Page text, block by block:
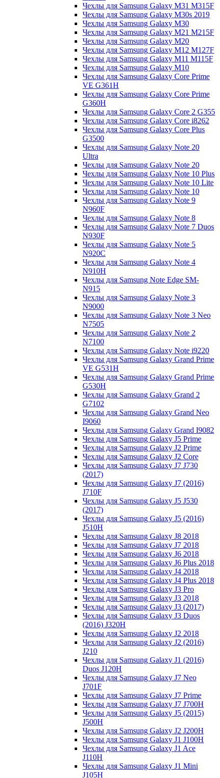
Чехлы для Samsung Galaxy M31 M315F
Чехлы для Samsung Galaxy M30s 2019
Чехлы для Samsung Galaxy M30
Чехлы для Samsung Galaxy M21 M215F
Чехлы для Samsung Galaxy M20
Чехлы для Samsung Galaxy M12 M127F
Чехлы для Samsung Galaxy M11 M115F
Чехлы для Samsung Galaxy M10
Чехлы для Samsung Galaxy Core Prime
VE G361H
Чехлы для Samsung Galaxy Core Prime
G360H
Чехлы для Samsung Galaxy Core 2 G355
Чехлы для Samsung Galaxy Core i8262
Чехлы для Samsung Galaxy Core Plus
G3500
Чехлы для Samsung Galaxy Note 20
Ultra
Чехлы для Samsung Galaxy Note 20
Чехлы для Samsung Galaxy Note 10 Plus
Чехлы для Samsung Galaxy Note 10 Lite
Чехлы для Samsung Galaxy Note 10
Чехлы для Samsung Galaxy Note 9
N960F
Чехлы для Samsung Galaxy Note 8
Чехлы для Samsung Galaxy Note 7 Duos
N930F
Чехлы для Samsung Galaxy Note 5
N920C
Чехлы для Samsung Galaxy Note 4
N910H
Чехлы для Samsung Note Edge SM-
N915
Чехлы для Samsung Galaxy Note 3
N9000
Чехлы для Samsung Galaxy Note 3 Neo
N7505
Чехлы для Samsung Galaxy Note 2
N7100
Чехлы для Samsung Galaxy Note i9220
Чехлы для Samsung Galaxy Grand Prime
VE G531H
Чехлы для Samsung Galaxy Grand Prime
G530H
Чехлы для Samsung Galaxy Grand 2
G7102
Чехлы для Samsung Galaxy Grand Neo
I9060
Чехлы для Samsung Galaxy Grand I9082
Чехлы для Samsung Galaxy J5 Prime
Чехлы для Samsung Galaxy J2 Prime
Чехлы для Samsung Galaxy J2 Core
Чехлы для Samsung Galaxy J7 J730
(2017)
Чехлы для Samsung Galaxy J7 (2016)
J710F
Чехлы для Samsung Galaxy J5 J530
(2017)
Чехлы для Samsung Galaxy J5 (2016)
J510H
Чехлы для Samsung Galaxy J8 2018
Чехлы для Samsung Galaxy J7 2018
Чехлы для Samsung Galaxy J6 2018
Чехлы для Samsung Galaxy J6 Plus 2018
Чехлы для Samsung Galaxy J4 2018
Чехлы для Samsung Galaxy J4 Plus 2018
Чехлы для Samsung Galaxy J3 Pro
Чехлы для Samsung Galaxy J3 2018
Чехлы для Samsung Galaxy J3 (2017)
Чехлы для Samsung Galaxy J3 Duos
(2016) J320H
Чехлы для Samsung Galaxy J2 2018
Чехлы для Samsung Galaxy J2 (2016)
J210
Чехлы для Samsung Galaxy J1 (2016)
Duos J120H
Чехлы для Samsung Galaxy J7 Neo
J701F
Чехлы для Samsung Galaxy J7 Prime
Чехлы для Samsung Galaxy J7 J700H
Чехлы для Samsung Galaxy J5 (2015)
J500H
Чехлы для Samsung Galaxy J2 J200H
Чехлы для Samsung Galaxy J1 J100H
Чехлы для Samsung Galaxy J1 Ace
J110H
Чехлы для Samsung Galaxy J1 Mini
J105H